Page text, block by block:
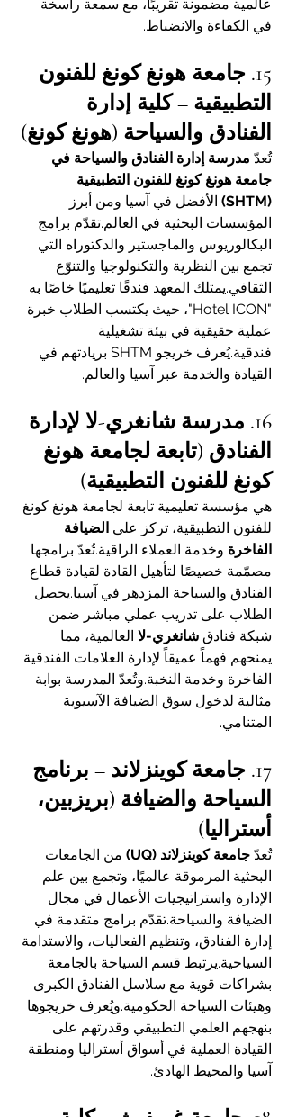
عالمية مضمونة تقريبًا، مع سمعة راسخة
في الكفاءة والانضباط.
15. جامعة هونغ كونغ للفنون
التطبيقية – كلية إدارة
الفنادق والسياحة (هونغ كونغ)
تُعدّ مدرسة إدارة الفنادق والسياحة في
جامعة هونغ كونغ للفنون التطبيقية
(SHTM)
الأفضل في آسيا ومن أبرز
المؤسسات البحثية في العالم.تقدّم برامج
البكالوريوس والماجستير والدكتوراه التي
تجمع بين النظرية والتكنولوجيا والتنوّع
الثقافي.يمتلك المعهد فندقًا تعليميًا خاصًا به
"Hotel ICON"، حيث يكتسب الطلاب خبرة
عملية حقيقية في بيئة تشغيلية
فندقية.يُعرف خريجو SHTM بريادتهم في
القيادة والخدمة عبر آسيا والعالم.
16. مدرسة شانغري-لا لإدارة
الفنادق (تابعة لجامعة هونغ
كونغ للفنون التطبيقية)
هي مؤسسة تعليمية تابعة لجامعة هونغ كونغ
للفنون التطبيقية، تركز على الضيافة
الفاخرة وخدمة العملاء الراقية.تُعدّ برامجها
مصمّمة خصيصًا لتأهيل القادة لقيادة قطاع
الفنادق والسياحة المزدهر في آسيا.يحصل
الطلاب على تدريب عملي مباشر ضمن
شبكة فنادق شانغري-لا العالمية، مما
يمنحهم فهماً عميقاً لإدارة العلامات الفندقية
الفاخرة وخدمة النخبة.وتُعدّ المدرسة بوابة
مثالية لدخول سوق الضيافة الآسيوية
المتنامي.
17. جامعة كوينزلاند – برنامج
السياحة والضيافة (بريزبين،
أستراليا)
تُعدّ جامعة كوينزلاند (UQ)
من الجامعات
البحثية المرموقة عالميًا، وتجمع بين علم
الإدارة واستراتيجيات الأعمال في مجال
الضيافة والسياحة.تقدّم برامج متقدمة في
إدارة الفنادق، وتنظيم الفعاليات، والاستدامة
السياحية.يرتبط قسم السياحة بالجامعة
بشراكات قوية مع سلاسل الفنادق الكبرى
وهيئات السياحة الحكومية.ويُعرف خريجوها
بنهجهم العلمي التطبيقي وقدرتهم على
القيادة العملية في أسواق أستراليا ومنطقة
آسيا والمحيط الهادئ.